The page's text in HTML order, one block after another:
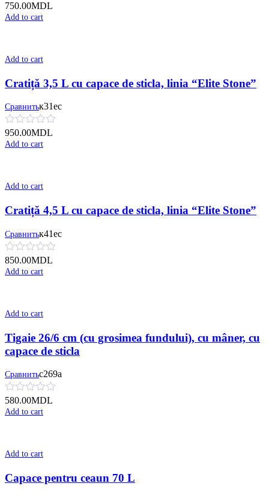
750.00MDL
Add to cart
Add to cart
Cratiță 3,5 L cu сapace de sticla, linia “Elite Stone”
Сравнитьк31ес
950.00MDL
Add to cart
Add to cart
Cratiță 4,5 L cu сapace de sticla, linia “Elite Stone”
Сравнитьк41ес
850.00MDL
Add to cart
Add to cart
Tigaie 26/6 cm (cu grosimea fundului), cu mâner, cu
сapace de sticla
Сравнитьс269а
580.00MDL
Add to cart
Add to cart
Capace pentru ceaun 70 L